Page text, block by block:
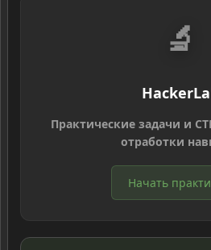
🔬
Практические задачи и
отработки
Начать